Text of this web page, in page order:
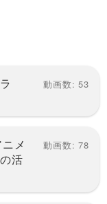
基本的なH
ます。
video/
動画数: 53
メ
活
動画数: 78